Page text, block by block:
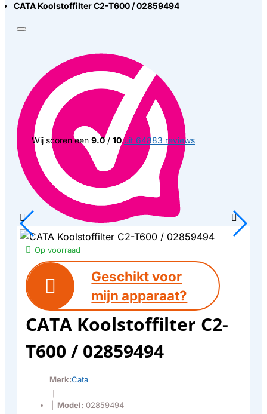
CATA Koolstoffilter C2-T600 / 02859494
Wij scoren een 9.0/ 10 uit 64883 reviews
Op voorraad
Geschikt voor
mijn apparaat?
CATA Koolstoffilter C2-
T600 / 02859494
Merk:Cata
Model: 02859494